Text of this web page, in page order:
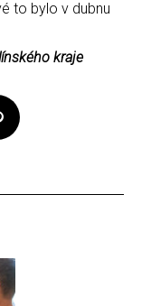
to bylo v dubnu
kraje